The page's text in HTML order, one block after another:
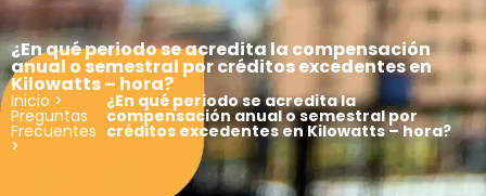
¿En qué periodo se acredita la compensación
anual o semestral por créditos excedentes en
Kilowatts – hora?
Inicio >
Preguntas
Frecuentes
>
¿En qué periodo se acredita la
compensación anual o semestral por
créditos excedentes en Kilowatts – hora?